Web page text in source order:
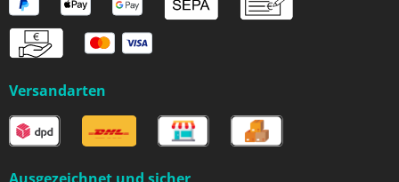
Versandarten